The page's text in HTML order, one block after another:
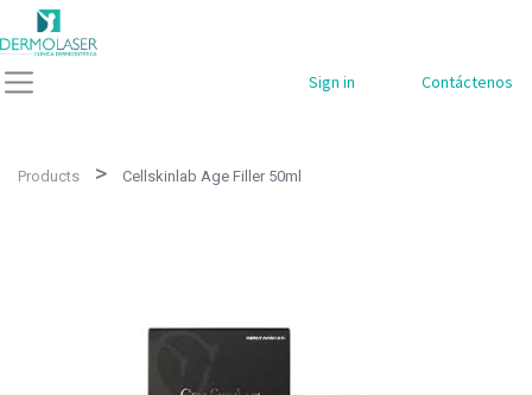
Sign in Contáctenos
Products Cellskinlab Age Filler 50ml